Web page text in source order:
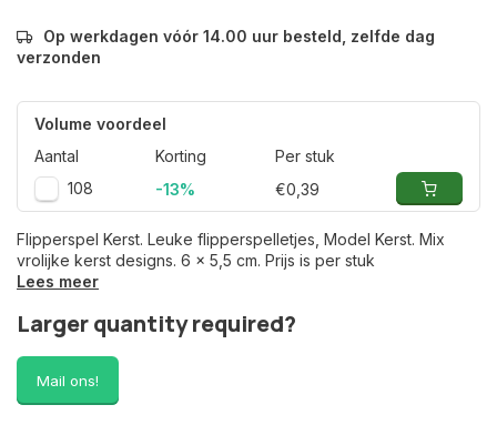
Op werkdagen vóór 14.00 uur besteld, zelfde dag
verzonden
Volume voordeel
Aantal
Korting
Per stuk
108
-13% €0,39
Flipperspel Kerst. Leuke flipperspelletjes, Model Kerst. Mix
vrolijke kerst designs. 6 x 5,5 cm. Prijs is per stuk
Lees meer
Larger quantity required?
Mail ons!